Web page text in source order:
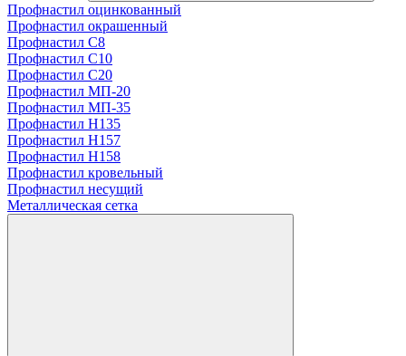
Профнастил оцинкованный
Профнастил окрашенный
Профнастил С8
Профнастил С10
Профнастил С20
Профнастил МП-20
Профнастил МП-35
Профнастил Н135
Профнастил H157
Профнастил Н158
Профнастил кровельный
Профнастил несущий
Металлическая сетка